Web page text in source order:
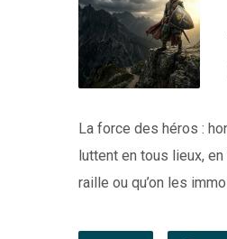
La force des héros :
luttent en tous lieux,
raille ou qu’on les